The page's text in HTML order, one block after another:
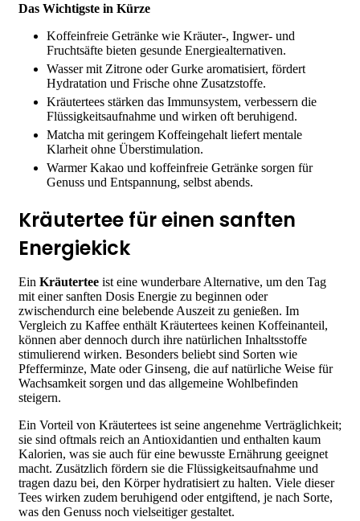
Das Wichtigste in Kürze
Koffeinfreie Getränke wie Kräuter-, Ingwer- und
Fruchtsäfte bieten gesunde Energiealternativen.
Wasser mit Zitrone oder Gurke aromatisiert, fördert
Hydratation und Frische ohne Zusatzstoffe.
Kräutertees stärken das Immunsystem, verbessern die
Flüssigkeitsaufnahme und wirken oft beruhigend.
Matcha mit geringem Koffeingehalt liefert mentale
Klarheit ohne Überstimulation.
Warmer Kakao und koffeinfreie Getränke sorgen für
Genuss und Entspannung, selbst abends.
Kräutertee für einen sanften
Energiekick
Ein Kräutertee ist eine wunderbare Alternative, um den Tag
mit einer sanften Dosis Energie zu beginnen oder
zwischendurch eine belebende Auszeit zu genießen. Im
Vergleich zu Kaffee enthält Kräutertees keinen Koffeinanteil,
können aber dennoch durch ihre natürlichen Inhaltsstoffe
stimulierend wirken. Besonders beliebt sind Sorten wie
Pfefferminze, Mate oder Ginseng, die auf natürliche Weise für
Wachsamkeit sorgen und das allgemeine Wohlbefinden
steigern.
Ein Vorteil von Kräutertees ist seine angenehme Verträglichkeit;
sie sind oftmals reich an Antioxidantien und enthalten kaum
Kalorien, was sie auch für eine bewusste Ernährung geeignet
macht. Zusätzlich fördern sie die Flüssigkeitsaufnahme und
tragen dazu bei, den Körper hydratisiert zu halten. Viele dieser
Tees wirken zudem beruhigend oder entgiftend, je nach Sorte,
was den Genuss noch vielseitiger gestaltet.